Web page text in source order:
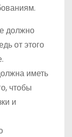
должно
от этого
иметь
чтобы
и